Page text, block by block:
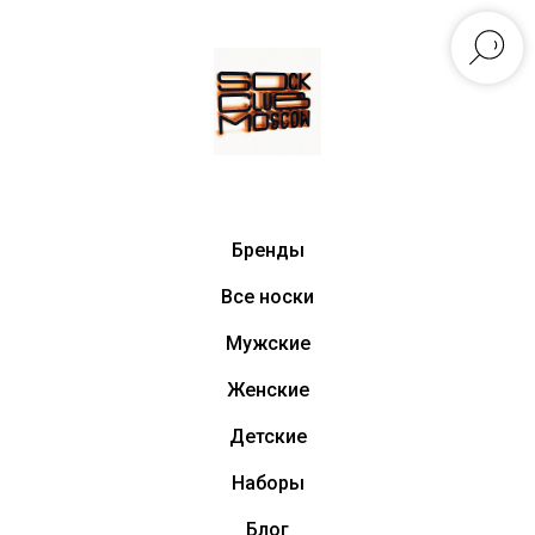
Бренды
Все носки
Мужские
Женские
Детские
Наборы
Блог